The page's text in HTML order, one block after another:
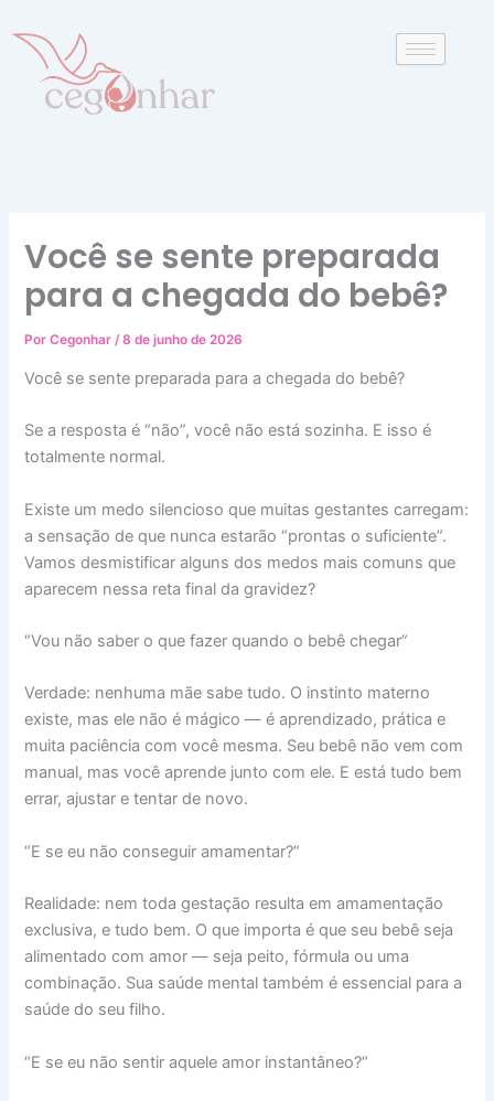
para
conteúdo
Você se sente preparada
para a chegada do bebê?
PorCegonhar /8 de junho de 2026
Você se sente preparada para a chegada do bebê?
Se a resposta é “não”, você não está sozinha. E isso é
totalmente normal.
Existe um medo silencioso que muitas gestantes carregam:
a sensação de que nunca estarão “prontas o suficiente”.
Vamos desmistificar alguns dos medos mais comuns que
aparecem nessa reta final da gravidez?
“Vou não saber o que fazer quando o bebê chegar”
Verdade: nenhuma mãe sabe tudo. O instinto materno
existe, mas ele não é mágico — é aprendizado, prática e
muita paciência com você mesma. Seu bebê não vem com
manual, mas você aprende junto com ele. E está tudo bem
errar, ajustar e tentar de novo.
“E se eu não conseguir amamentar?”
Realidade: nem toda gestação resulta em amamentação
exclusiva, e tudo bem. O que importa é que seu bebê seja
alimentado com amor — seja peito, fórmula ou uma
combinação. Sua saúde mental também é essencial para a
saúde do seu filho.
“E se eu não sentir aquele amor instantâneo?”
e
s